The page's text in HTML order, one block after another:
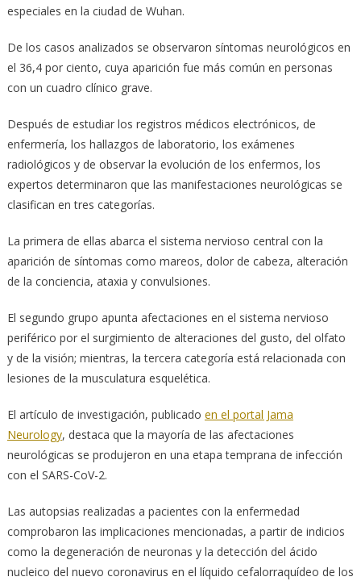
especiales en la ciudad de Wuhan.
De los casos analizados se observaron síntomas neurológicos en
el 36,4 por ciento, cuya aparición fue más común en personas
con un cuadro clínico grave.
Después de estudiar los registros médicos electrónicos, de
enfermería, los hallazgos de laboratorio, los exámenes
radiológicos y de observar la evolución de los enfermos, los
expertos determinaron que las manifestaciones neurológicas se
clasifican en tres categorías.
La primera de ellas abarca el sistema nervioso central con la
aparición de síntomas como mareos, dolor de cabeza, alteración
de la conciencia, ataxia y convulsiones.
El segundo grupo apunta afectaciones en el sistema nervioso
periférico por el surgimiento de alteraciones del gusto, del olfato
y de la visión; mientras, la tercera categoría está relacionada con
lesiones de la musculatura esquelética.
El artículo de investigación, publicado en el portal Jama
Neurology, destaca que la mayoría de las afectaciones
neurológicas se produjeron en una etapa temprana de infección
con el SARS-CoV-2.
Las autopsias realizadas a pacientes con la enfermedad
comprobaron las implicaciones mencionadas, a partir de indicios
como la degeneración de neuronas y la detección del ácido
nucleico del nuevo coronavirus en el líquido cefalorraquídeo de los